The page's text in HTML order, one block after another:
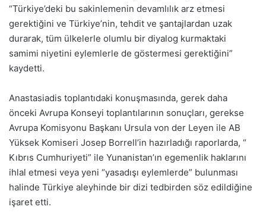
“Türkiye’deki bu sakinlemenin devamlılık arz etmesi
gerektiğini ve Türkiye’nin, tehdit ve şantajlardan uzak
durarak, tüm ülkelerle olumlu bir diyalog kurmaktaki
samimi niyetini eylemlerle de göstermesi gerektiğini”
kaydetti.
Anastasiadis toplantıdaki konuşmasında, gerek daha
önceki Avrupa Konseyi toplantılarının sonuçları, gerekse
Avrupa Komisyonu Başkanı Ursula von der Leyen ile AB
Yüksek Komiseri Josep Borrell’in hazırladığı raporlarda, “
Kıbrıs Cumhuriyeti” ile Yunanistan’ın egemenlik haklarını
ihlal etmesi veya yeni “yasadışı eylemlerde” bulunması
halinde Türkiye aleyhinde bir dizi tedbirden söz edildiğine
işaret etti.